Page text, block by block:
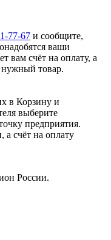
77-67 и сообщите,
ваши
вам счёт на оплату, а
нужный товар.
в Корзину и
выберите
предприятия.
а счёт на оплату
России.